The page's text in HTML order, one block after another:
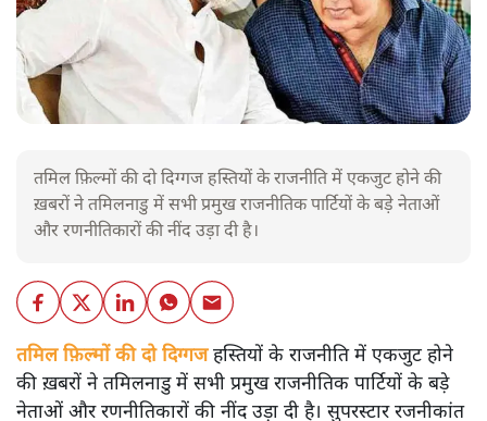
तमिल फ़िल्मों की दो दिग्गज हस्तियों के राजनीति में एकजुट होने की
ख़बरों ने तमिलनाडु में सभी प्रमुख राजनीतिक पार्टियों के बड़े नेताओं
और रणनीतिकारों की नींद उड़ा दी है।
तमिल फ़िल्मों की दो दिग्गजहस्तियों के राजनीति में एकजुट होने
की ख़बरों ने तमिलनाडु में सभी प्रमुख राजनीतिक पार्टियों के बड़े
नेताओं और रणनीतिकारों की नींद उड़ा दी है। सुपरस्टार रजनीकांत